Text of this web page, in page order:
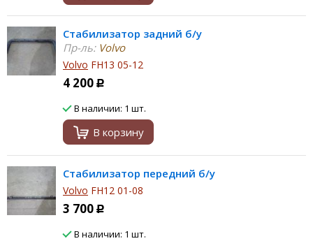
Стабилизатор задний б/у
Пр-ль:Volvo
Volvo FH13 05-12
4 200 Р
В наличии: 1 шт.
В корзину
Стабилизатор передний б/у
Volvo FH12 01-08
3 700 Р
В наличии: 1 шт.